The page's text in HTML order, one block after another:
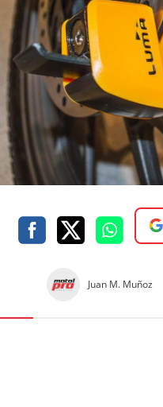
Juan M. Muñoz